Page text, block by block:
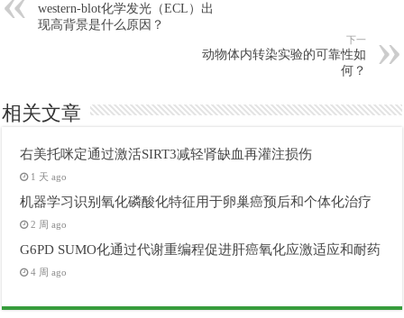
western-blot化学发光（ECL）出
现高背景是什么原因？
下一
动物体内转染实验的可靠性如
何？
相关文章
右美托咪定通过激活SIRT3减轻肾缺血再灌注损伤
1 天 ago
机器学习识别氧化磷酸化特征用于卵巢癌预后和个体化治疗
2 周 ago
G6PD SUMO化通过代谢重编程促进肝癌氧化应激适应和耐药
4 周 ago